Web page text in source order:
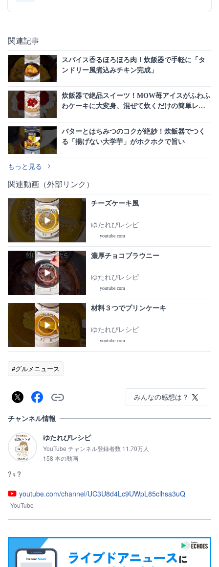
関連記事
スパイス香るほろほろ肉！炊飯器で手軽に「タ
ンドリー風煮込みチキン完成」
炊飯器で絶品スイーツ！MOW苺アイスがふわふ
わケーキに大変身、混ぜて炊くだけの簡単レシ
バターとはちみつのコクが絶妙！炊飯器でつく
る「揚げない大学芋」がホクホクで旨い
もっと見る
関連動画（外部リンク）
チーズケーキ風
ゆたれぴレシピ
youtube.com
濃厚チョコブラウニー
ゆたれぴレシピ
youtube.com
材料３つでプリンケーキ
ゆたれぴレシピ
youtube.com
#グルメニュース
みんなの感想は？
チャンネル情報
ゆたれぴレシピ
YouTube チャンネル登録者数 11.70万人
158 本の動画
?♀?
youtube.com/channel/UC3U8d4Lc9UWpL85clhsa3uQ
YouTube